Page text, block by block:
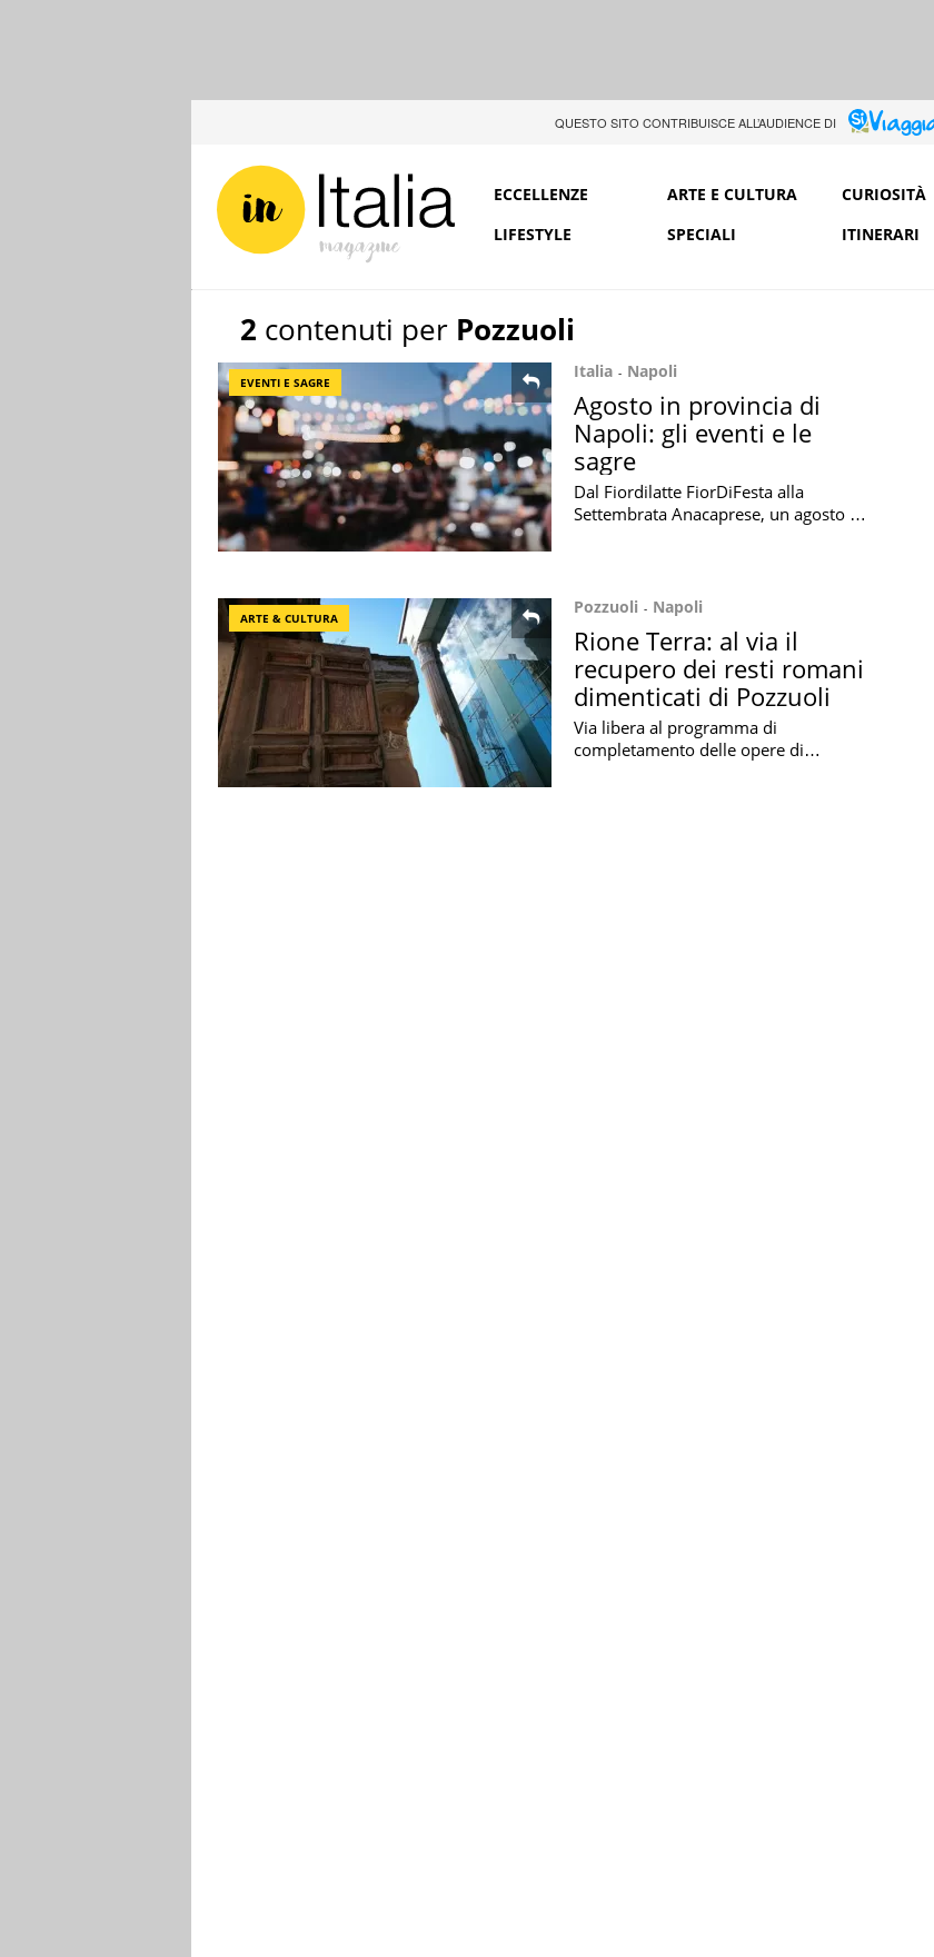
QUESTO SITO CONTRIBUISCE ALL’AUDIENCE DI
ECCELLENZE ARTE E CULTURA CURIOSITÀ
LIFESTYLE
SPECIALI ITINERARI
2 contenuti per Pozzuoli
EVENTI E SAGRE
Italia Napoli
Agosto in provincia di
Napoli: gli eventi e le
sagre
Dal Fiordilatte FiorDiFesta alla
Settembrata Anacaprese, un agosto di
ARTE & CULTURA
Pozzuoli Napoli
Rione Terra: al via il
recupero dei resti romani
dimenticati di Pozzuoli
Via libera al programma di
completamento delle opere di